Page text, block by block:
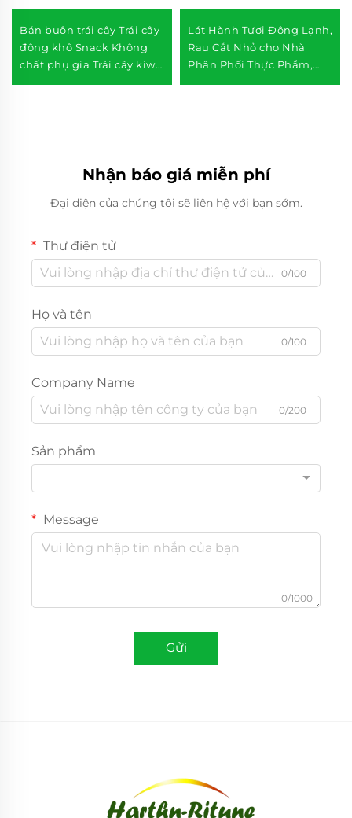
Bán buôn trái cây Trái cây
đông khô Snack Không
chất phụ gia Trái cây kiwi
Lát Hành Tươi Đông Lạnh,
Rau Cắt Nhỏ cho Nhà
Phân Phối Thực Phẩm,
Nhận báo giá miễn phí
Đại diện của chúng tôi sẽ liên hệ với bạn sớm.
Thư điện tử
0/100
Họ và tên
0/100
Company Name
0/200
Sản phẩm
Message
0/1000
Gửi